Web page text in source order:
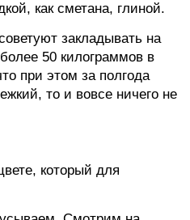
как сметана, глиной.
закладывать на
50 килограммов в
при этом за полгода
то и вовсе ничего не
который для